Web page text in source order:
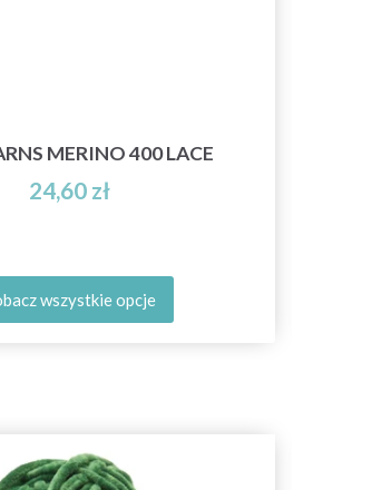
MERINO 400 LACE
24,60 zł
wszystkie opcje